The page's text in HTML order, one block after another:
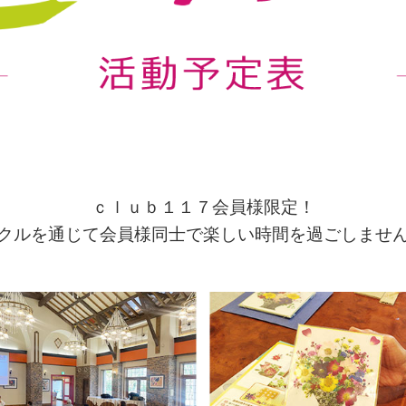
ｃｌｕｂ１１７会員様限定！
ルを通じて会員様同士で楽しい時間を過ごしませ